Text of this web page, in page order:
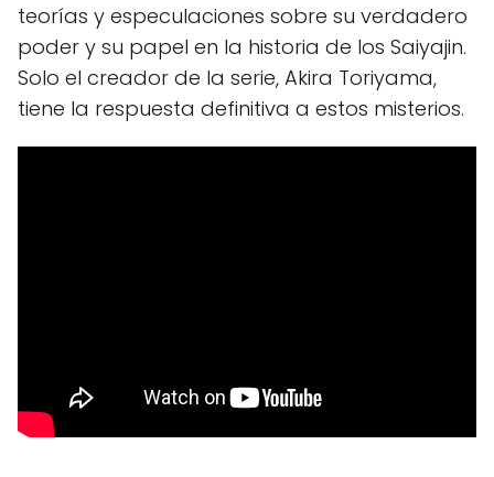
teorías y especulaciones sobre su verdadero
poder y su papel en la historia de los Saiyajin.
Solo el creador de la serie, Akira Toriyama,
tiene la respuesta definitiva a estos misterios.